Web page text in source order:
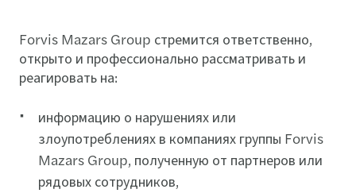
Forvis Mazars Group стремится ответственно,
открыто и профессионально рассматривать и
реагировать на:
информацию о нарушениях или
злоупотреблениях в компаниях группы Forvis
Mazars Group, полученную от партнеров или
рядовых сотрудников,